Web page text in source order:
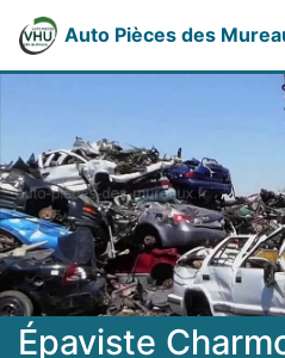
Auto Pièces des
Épaviste